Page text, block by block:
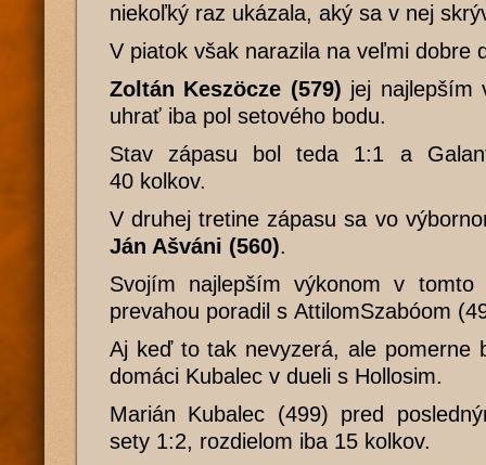
niekoľký raz ukázala, aký sa v nej
V piatok však narazila na veľmi dobre
Zoltán Keszöcze (579) jej najlepším
uhrať iba pol setového bodu.
Stav zápasu bol teda 1:1 a
40 kolkov.
V druhej tretine zápasu sa vo
Ján Ašváni (560).
Svojím najlepším výkonom v
prevahou poradil s AttilomSzabóom
Aj keď to tak nevyzerá, ale pomerne
domáci Kubalec v dueli s Hollosim.
Marián Kubalec (499) pred
sety 1:2, rozdielom iba 15 kolkov.